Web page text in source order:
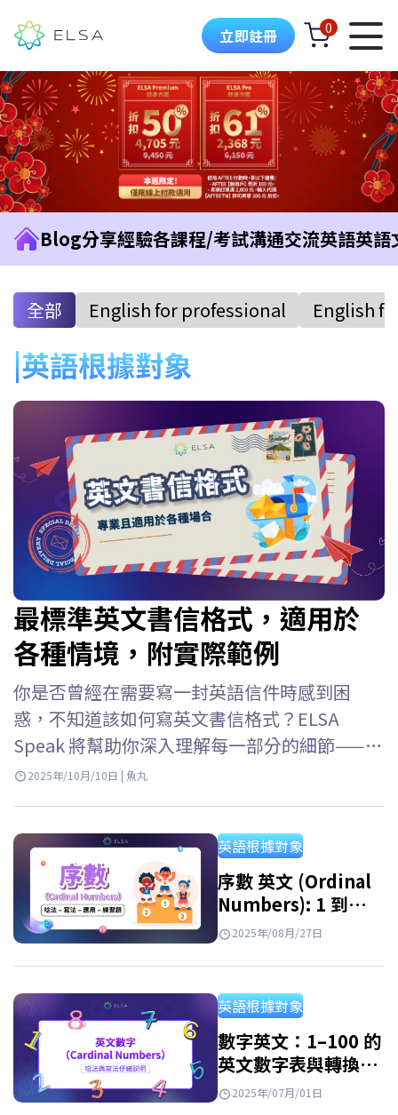
立即註冊 0
Blog分享經驗各課程/考試溝通交流英語英語
全部 English for professional English
英語根據對象
最標準英文書信格式，適用於
各種情境，附實際範例
你是否曾經在需要寫一封英語信件時感到困
惑，不知道該如何寫英文書信格式？ELSA
Speak 將幫助你深入理解每一部分的細節——從
英文書信在作文中的寫法、信件結尾的簽名格
Speak 已整理出一套完整的英文書信格式 機
構，適用於商用英文書信格式、英文書信格式
學測、英文書信格式作文等多種情境，並附上
不同範例，幫助學習者輕鬆掌握並靈活運用於
象的部分。開頭通常包含兩個主要內容：問候
語與自我介紹。 英文信件開頭 –…
2025年/10月/10日 | 魚丸
英語根據對象
序數 英文 (Ordinal
Numbers): 1 到
1000 英文寫法, 讀法
2025年/08月/27日
英語根據對象
數字英文：1–100 的
英文數字表與轉換方
式2025年/07月/01日